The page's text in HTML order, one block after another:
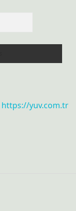
https://yuv.com.tr